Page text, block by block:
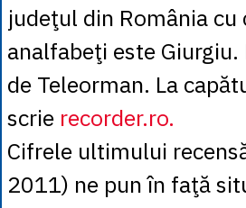
judeţul din România
analfabeţi este
de Teleorman. La
scrie recorder.ro.
Cifrele ultimului
2011) ne pun în faţă